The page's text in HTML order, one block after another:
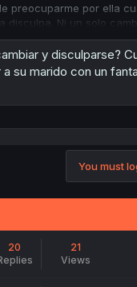
preocuparme por ella
Ni un solo
su "amor" no podía
se resume en: el
problemas que
no solo elimina dicho
y disculparse?
su marido con un
You must
20
21
Views